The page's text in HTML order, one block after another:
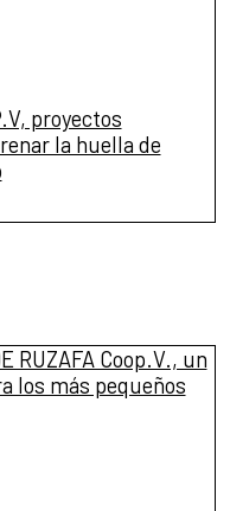
proyectos
la huella de